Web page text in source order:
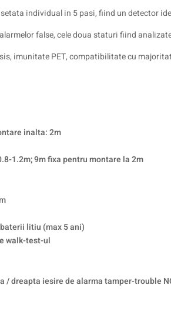
individual in 5 pasi, fiind un detector
false, cele doua staturi fiind
imunitate PET, compatibilitate cu
inalta: 2m
1.2m; 9m fixa pentru montare la 2m
litiu (max 5 ani)
walk-test-ul
/ dreapta iesire de alarma tamper-trouble